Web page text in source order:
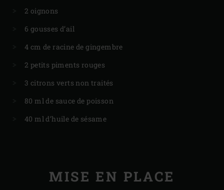
2 oignons
6 gousses d’ail
4 cm de racine de gingembre
2 petits piments rouges
3 citrons verts non traités
80 ml de sauce de poisson
40 ml d’huile de sésame
MISE EN PLACE